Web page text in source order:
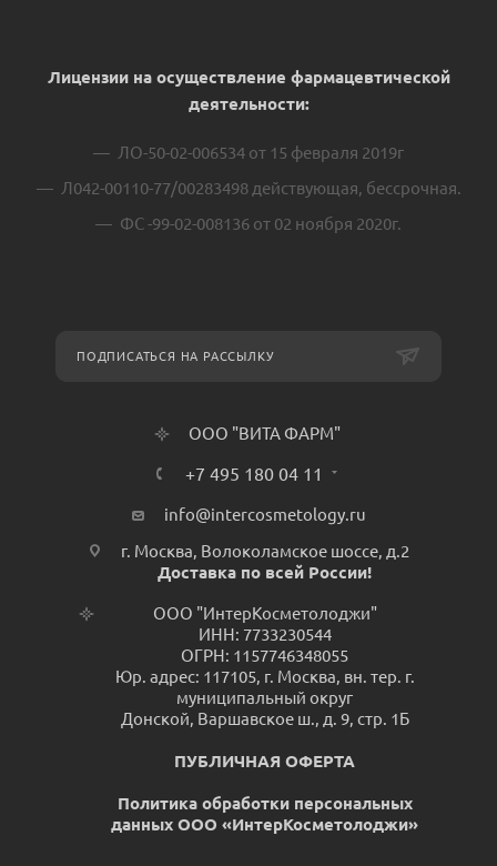
Лицензии на осуществление фармацевтической
деятельности:
ЛО-50-02-006534 от 15 февраля 2019г
Л042-00110-77/00283498 действующая, бессрочная.
ФС -99-02-008136 от 02 ноября 2020г.
ПОДПИСАТЬСЯ НА РАССЫЛКУ
ООО "ВИТА ФАРМ"
+7 495 180 04 11
info@intercosmetology.ru
г. Москва, Волоколамское шоссе, д.2
Доставка по всей России!
ООО "ИнтерКосметолоджи"
ИНН: 7733230544
ОГРН: 1157746348055
Юр. адрес: 117105, г. Москва, вн. тер. г.
муниципальный округ
Донской, Варшавское ш., д. 9, стр. 1Б
ПУБЛИЧНАЯ ОФЕРТА
Политика обработки персональных
данных ООО «ИнтерКосметолоджи»